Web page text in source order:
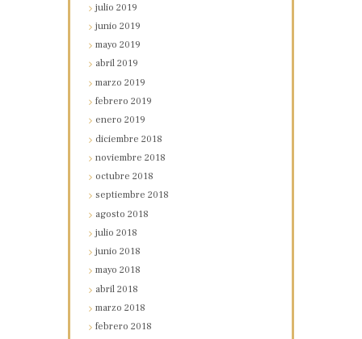
julio2019
junio2019
mayo2019
abril2019
marzo2019
febrero2019
enero2019
diciembre2018
noviembre2018
octubre2018
septiembre2018
agosto2018
julio2018
junio2018
mayo2018
abril2018
marzo2018
febrero2018